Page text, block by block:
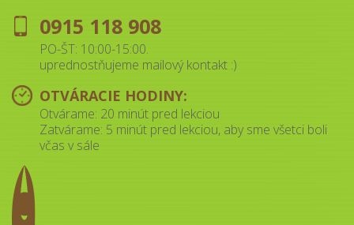
0915 118 908
PO-ŠT: 10:00-15:00.
uprednostňujeme mailový kontakt :)
OTVÁRACIE HODINY:
Otvárame: 20 minút pred lekciou
Zatvárame: 5 minút pred lekciou, aby sme všetci boli
včas v sále